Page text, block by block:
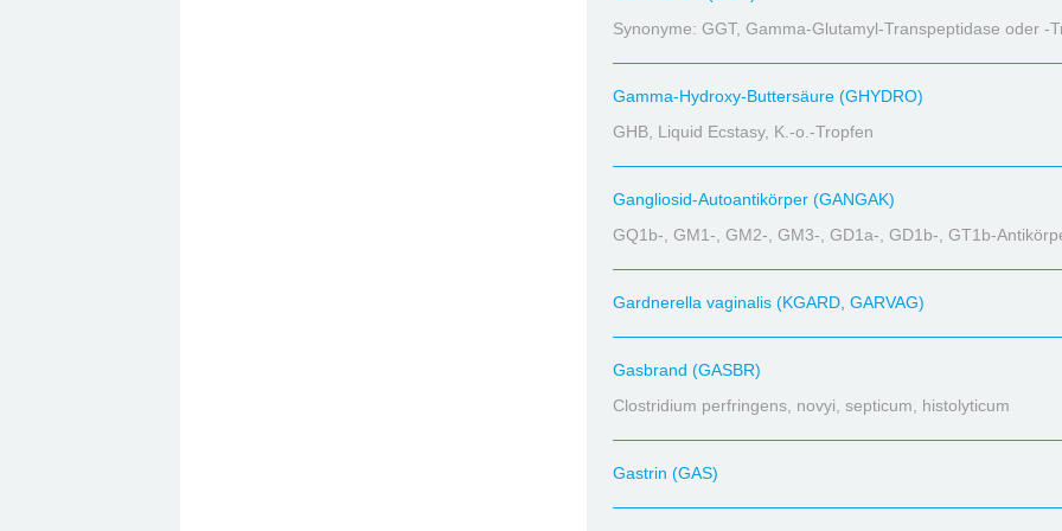
Synonyme: GGT, Gamma-Glutamyl-Transpeptidase oder -
Gamma-Hydroxy-Buttersäure (GHYDRO)
GHB, Liquid Ecstasy, K.-o.-Tropfen
Gangliosid-Autoantikörper (GANGAK)
GQ1b-, GM1-, GM2-, GM3-, GD1a-, GD1b-, GT1b-
Gardnerella vaginalis (KGARD, GARVAG)
Gasbrand (GASBR)
Clostridium perfringens, novyi, septicum, histolyticum
Gastrin (GAS)